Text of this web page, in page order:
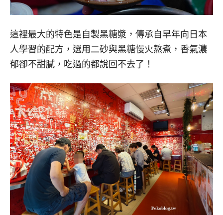
這裡最大的特色是自製黑糖漿，傳承自早年向日本
人學習的配方，選用二砂與黑糖慢火熬煮，香氣濃
郁卻不甜膩，吃過的都說回不去了！